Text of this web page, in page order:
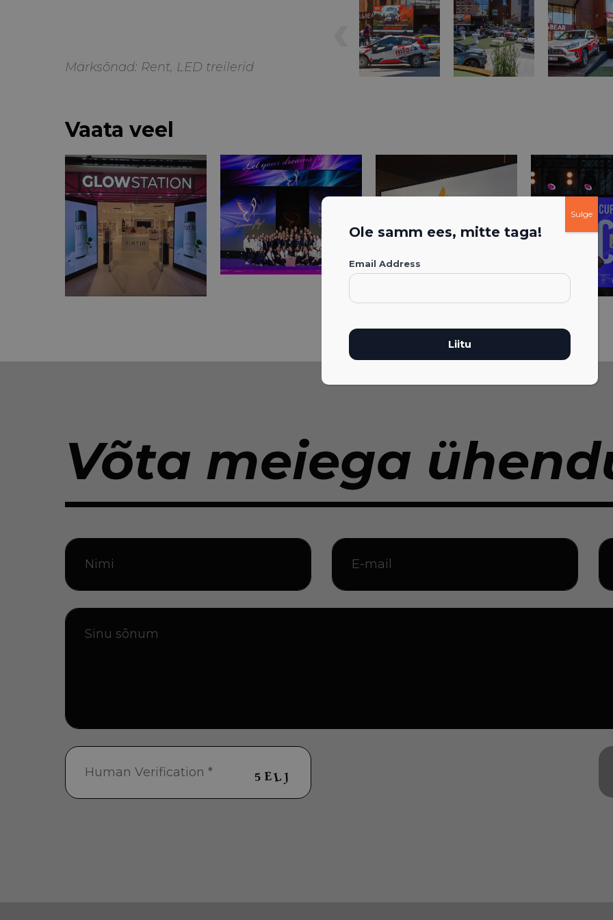
Märksõnad: Rent, LED treilerid
Vaata veel
Võta meiega
Ole samm ees, mitte taga!
Email Address
Sulge